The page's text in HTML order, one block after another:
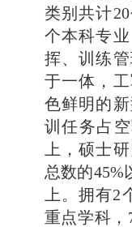
类别共计
个本科专
挥、训练
于一体，
色鲜明的
训任务占
上，硕士
总数的45%
上。拥有2
重点学科，